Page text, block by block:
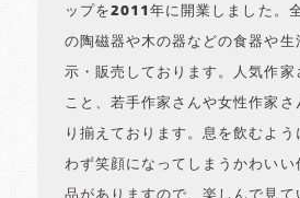
ップを2011年に開業しました。
の陶磁器や木の器などの食器や生
示・販売しております。人気作家
こと、若手作家さんや女性作家さ
り揃えております。息を飲むよう
わず笑顔になってしまうかわいい
品がありますので、楽しんで見て